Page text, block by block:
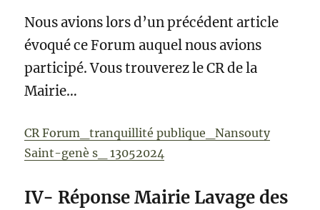
Nous avions lors d’un précédent article
évoqué ce Forum auquel nous avions
participé. Vous trouverez le CR de la
Mairie…
CR Forum_tranquillité publique_Nansouty
Saint-genè s_ 13052024
IV- Réponse Mairie Lavage des